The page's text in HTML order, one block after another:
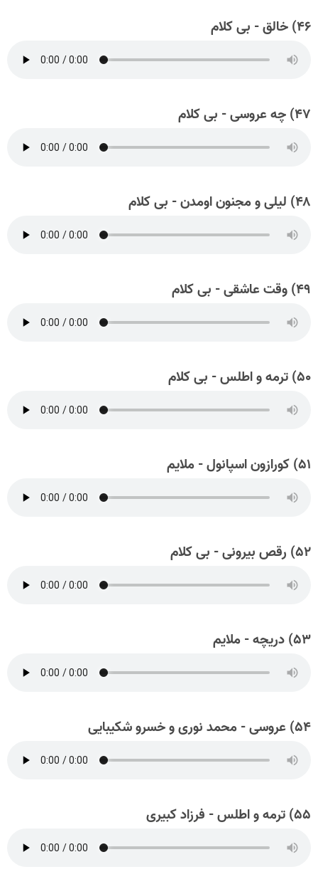
۴۶) خالق - بی کلام
۴۷) چه عروسی - بی کلام
۴۸) لیلی و مجنون اومدن - بی کلام
۴۹) وقت عاشقی - بی کلام
۵۰) ترمه و اطلس - بی کلام
۵۱) کورازون اسپانول - ملايم
۵۲) رقص بیرونی - بی کلام
۵۳) دریچه - ملایم
۵۴) عروسی - محمد نوری و خسرو شکیبایی
۵۵) ترمه و اطلس - فرزاد کبیری